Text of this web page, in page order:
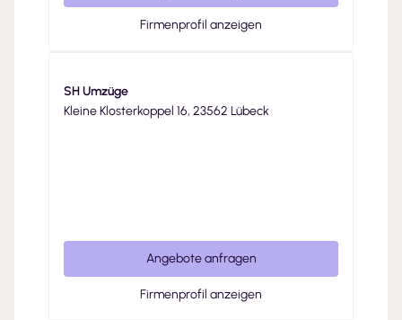
Firmenprofil anzeigen
SH Umzüge
Kleine Klosterkoppel 16, 23562 Lübeck
Angebote anfragen
Firmenprofil anzeigen